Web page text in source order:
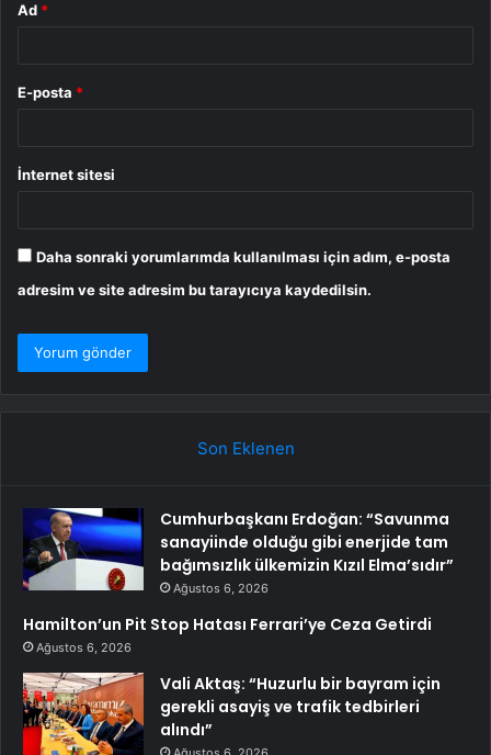
Ad *
E-posta *
İnternet sitesi
Daha sonraki yorumlarımda kullanılması için adım, e-posta
adresim ve site adresim bu tarayıcıya kaydedilsin.
Son Eklenen
Cumhurbaşkanı Erdoğan: “Savunma
sanayiinde olduğu gibi enerjide tam
bağımsızlık ülkemizin Kızıl Elma’sıdır”
Ağustos 6, 2026
Hamilton’un Pit Stop Hatası Ferrari’ye Ceza Getirdi
Ağustos 6, 2026
Vali Aktaş: “Huzurlu bir bayram için
gerekli asayiş ve trafik tedbirleri
alındı”